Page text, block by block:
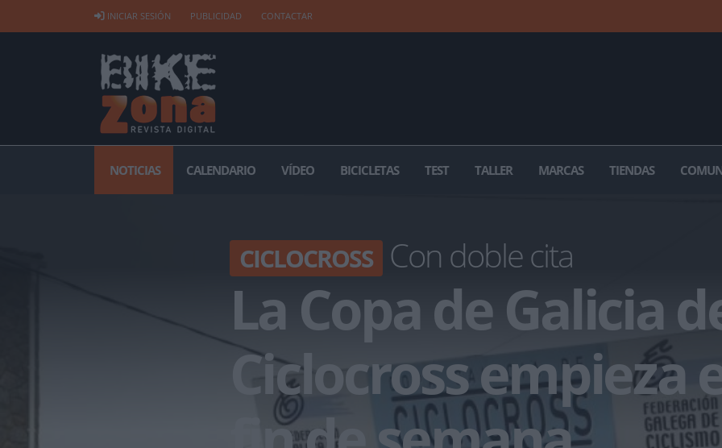
INICIAR SESIÓN PUBLICIDAD CONTACTAR
NOTICIAS CALENDARIO VÍDEO BICICLETAS TEST TALLER MARCAS TIENDAS
CICLOCROSS Con doble cita
La Copa de Galicia
Ciclocross empieza